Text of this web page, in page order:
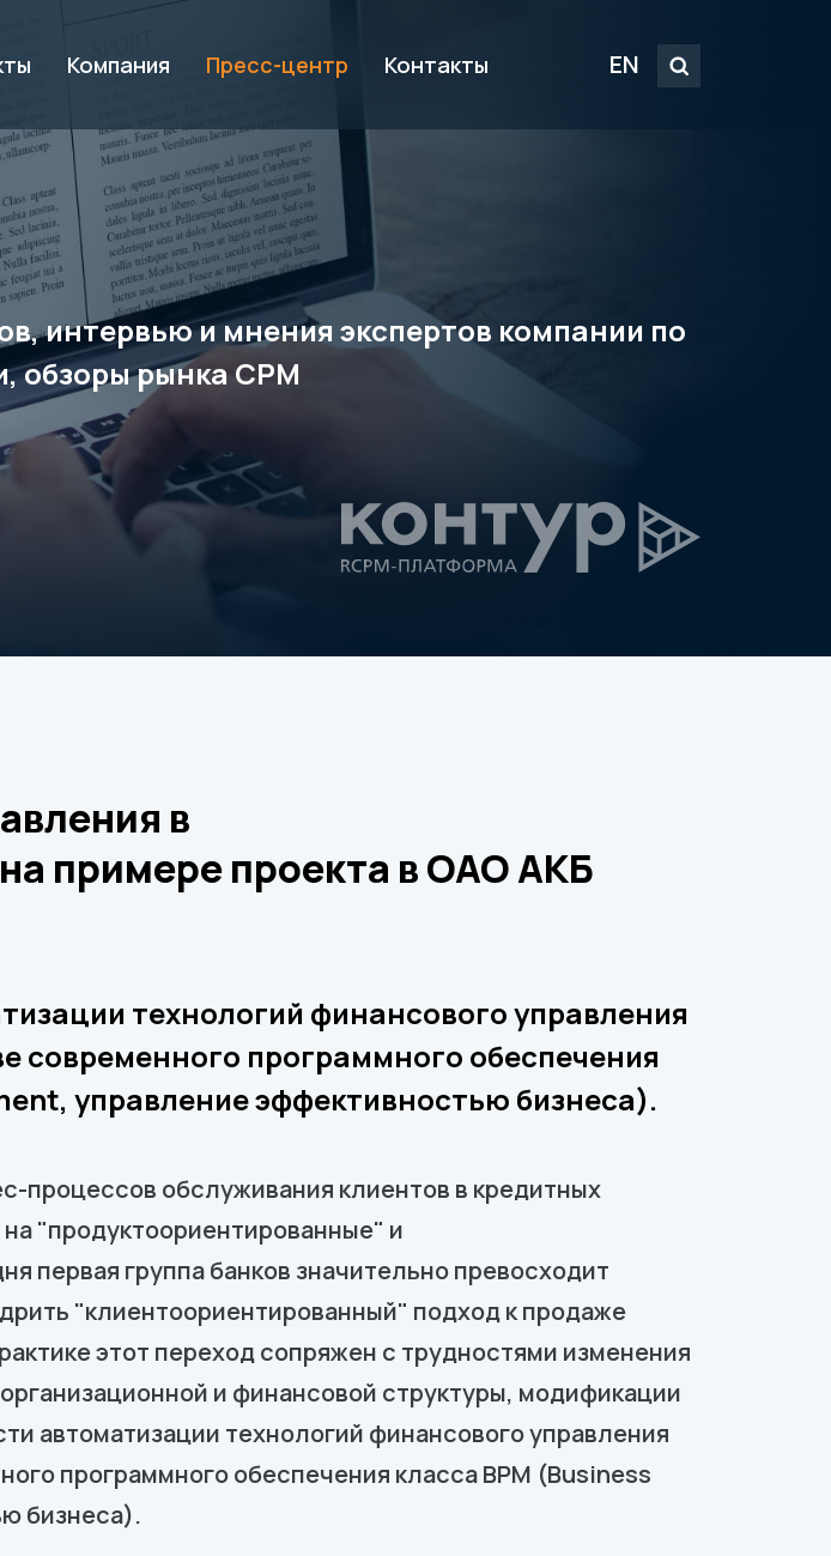
Компания Пресс-центр Контакты EN
интервью и мнения экспертов компании по
обзоры рынка CPM
в
примере проекта в ОАО АКБ
технологий финансового управления
современного программного обеспечения
управление эффективностью бизнеса).
процессов обслуживания клиентов в кредитных
"продуктоориентированные" и
первая группа банков значительно превосходит
"клиентоориентированный" подход к продаже
этот переход сопряжен с трудностями изменения
и финансовой структуры, модификации
автоматизации технологий финансового управления
программного обеспечения класса BPM (Business
бизнеса).